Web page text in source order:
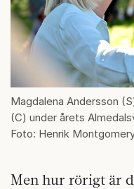
Magdalena Andersson
(C) under årets
Foto: Henrik
Men hur rörigt är